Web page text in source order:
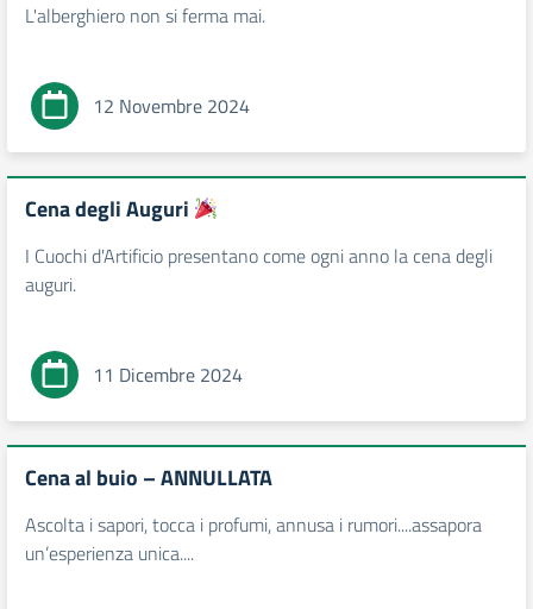
L'alberghiero non si ferma mai.
12 Novembre 2024
Cena degli Auguri
I Cuochi d'Artificio presentano come ogni anno la cena degli
auguri.
11 Dicembre 2024
Cena al buio – ANNULLATA
Ascolta i sapori, tocca i profumi, annusa i rumori....assapora
un’esperienza unica....